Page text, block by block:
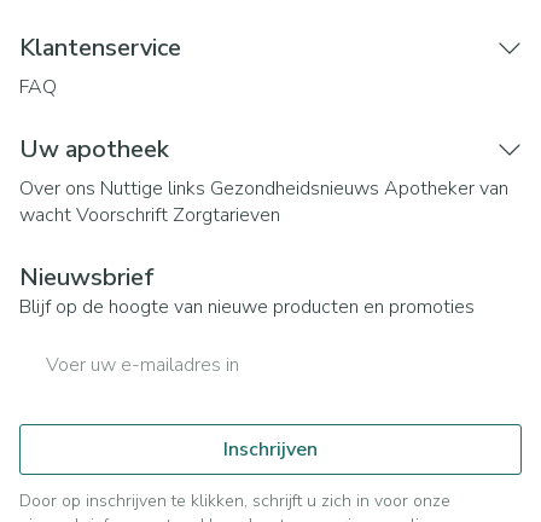
Klantenservice
FAQ
Uw apotheek
Over ons Nuttige links Gezondheidsnieuws Apotheker van
wachtVoorschrift Zorgtarieven
Nieuwsbrief
Blijf op de hoogte van nieuwe producten en promoties
Inschrijven
Door op inschrijven te klikken, schrijft u zich in voor onze